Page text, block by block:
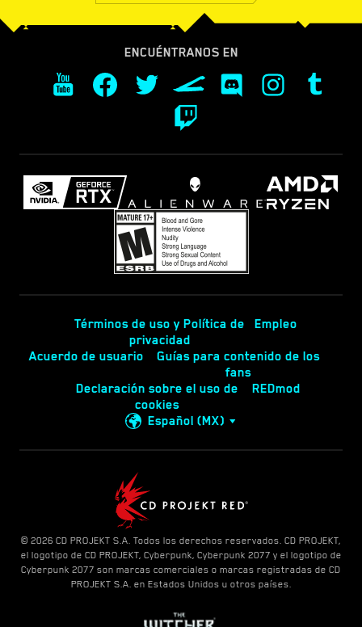
ENCUÉNTRANOS EN
Términos de uso y Política de
privacidad
Empleo
Acuerdo de usuario
Guías para contenido de los
fans
Declaración sobre el uso de
cookies
REDmod
Español (MX)
© 2026 CD PROJEKT S.A. Todos los derechos reservados. CD PROJEKT,
el logotipo de CD PROJEKT, Cyberpunk, Cyberpunk 2077 y el logotipo de
Cyberpunk 2077 son marcas comerciales o marcas registradas de CD
PROJEKT S.A. en Estados Unidos u otros países.